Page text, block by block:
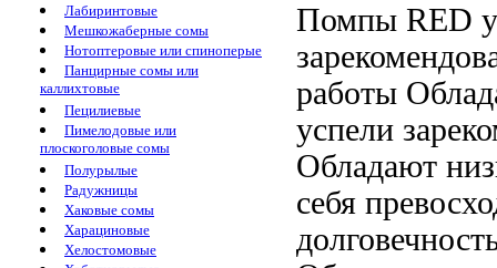
Лабиринтовые
Мешкожаберные сомы
Нотоптеровые или спиноперые
Панцирные сомы или
каллихтовые
Пецилиевые
Пимелодовые или
плоскоголовые сомы
Полурылые
Радужницы
Хаковые сомы
Харациновые
Хелостомовые
Помпы RED
работы
успели
Обладают
себя